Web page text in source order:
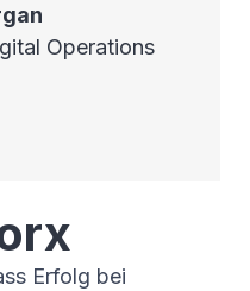
Operations
Erfolg bei